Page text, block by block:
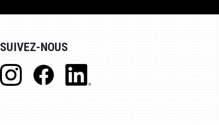
SUIVEZ-NOUS